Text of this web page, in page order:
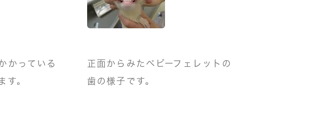
かっている
す。
正面からみたベビーフェレットの
歯の様子です。